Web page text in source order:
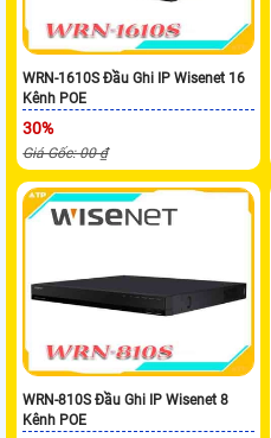
WRN-1610S Đầu Ghi IP Wisenet 16
Kênh POE
30%
Giá Gốc: 00 ₫
WRN-810S Đầu Ghi IP Wisenet 8
Kênh POE